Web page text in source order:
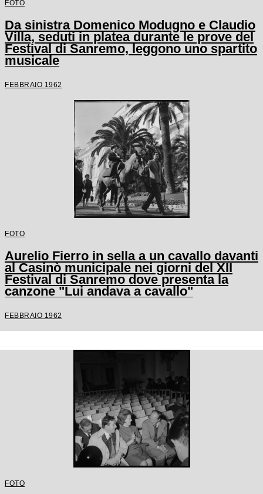
FOTO
Da sinistra Domenico Modugno e Claudio
Villa, seduti in platea durante le prove del
Festival di Sanremo, leggono uno spartito
musicale
FEBBRAIO 1962
FOTO
Aurelio Fierro in sella a un cavallo davanti
al Casinò municipale nei giorni del XII
Festival di Sanremo dove presenta la
canzone "Lui andava a cavallo"
FEBBRAIO 1962
FOTO